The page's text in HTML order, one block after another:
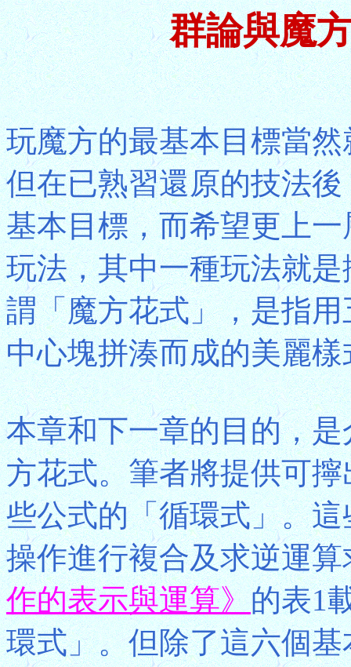
群論與魔
玩魔方的最基本目標當
但在已熟習還原的技法
基本目標，而希望更上
玩法，其中一種玩法就
謂「魔方花式」，是指
中心塊拼湊而成的美麗樣
本章和下一章的目的，
方花式。筆者將提供可
些公式的「循環式」。
操作進行複合及求逆運算
作的表示與運算》的表1
環式」。但除了這六個